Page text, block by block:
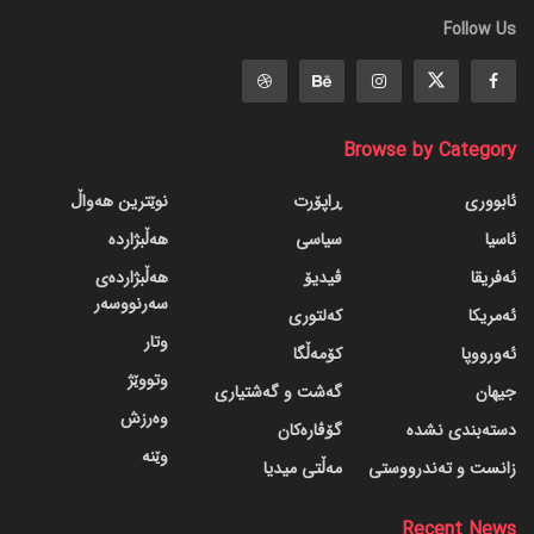
Follow Us
Browse by Category
ئابووری
ئاسیا
ئەفریقا
ئەمریکا
ئەورووپا
جیهان
دسته‌بندی نشده
زانست و تەندرووستی
ڕاپۆرت
سیاسی
ڤیدیۆ
کەلتوری
کۆمەڵگا
گه‌شت و گه‌شتیاری
گۆڤاره‌کان
مەڵتی میدیا
نوێترین هەواڵ
هەڵبژاردە
هەڵبژاردەی
سەرنووسەر
وتار
وتووێژ
وەرزش
وێنە